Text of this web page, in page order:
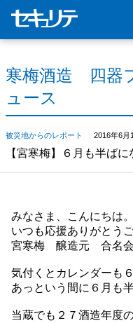
寒梅酒造 四器
ュース
被災地からのレポート 2016年6月
【宮寒梅】６月も半ばに
みなさま、こんにちは。
いつも応援ありがとう
宮寒梅 醸造元 合名
気付くとカレンダーも
あっという間に６月も
当蔵でも２７酒造年度